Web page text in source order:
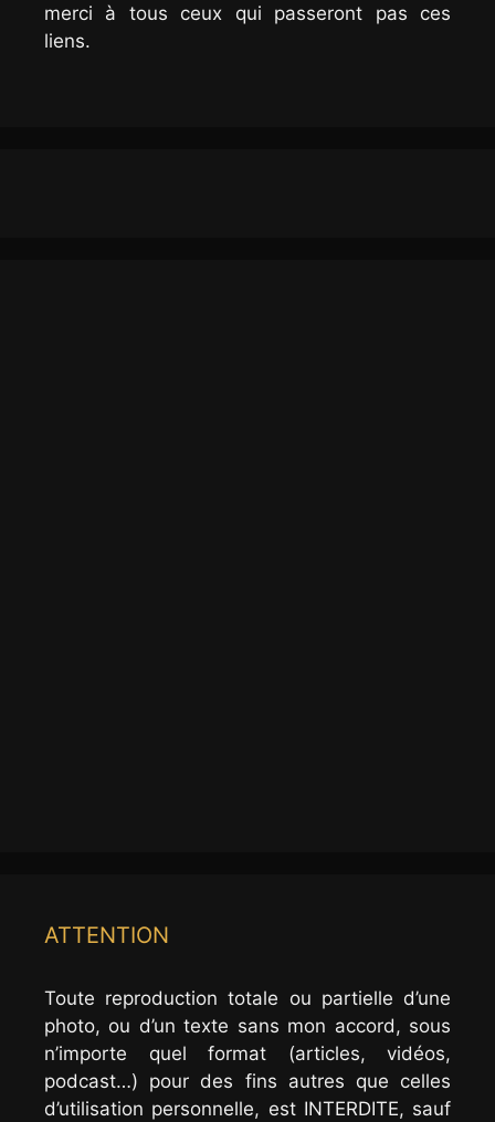
merci à tous ceux qui passeront pas ces
liens.
ATTENTION
Toute reproduction totale ou partielle d’une
photo, ou d’un texte sans mon accord, sous
n’importe quel format (articles, vidéos,
podcast…) pour des fins autres que celles
d’utilisation personnelle, est INTERDITE, sauf